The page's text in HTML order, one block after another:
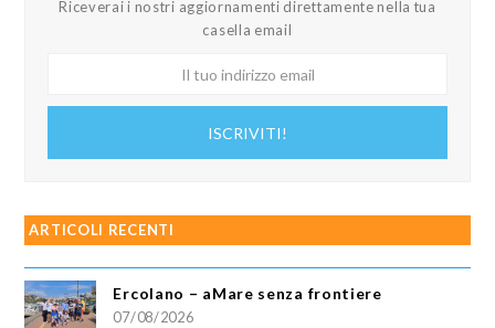
Riceverai i nostri aggiornamenti direttamente nella tua
casella email
ISCRIVITI!
ARTICOLI RECENTI
Ercolano – aMare senza frontiere
07/08/2026